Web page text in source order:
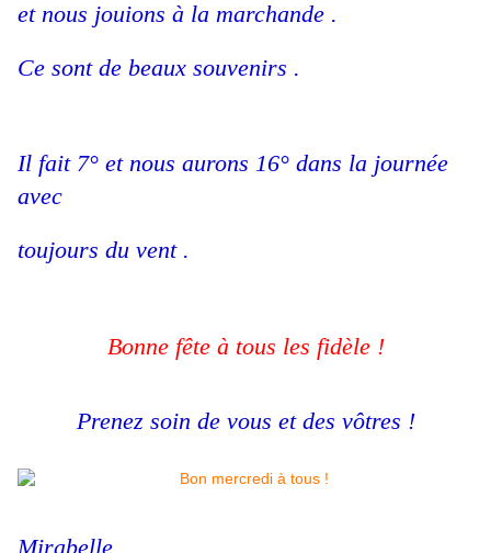
et nous jouions à la marchande .
Ce sont de beaux souvenirs .
Il fait 7° et nous aurons 16° dans la journée
avec
toujours du vent .
Bonne fête à tous les fidèle !
Prenez soin de vous et des vôtres !
Mirabelle